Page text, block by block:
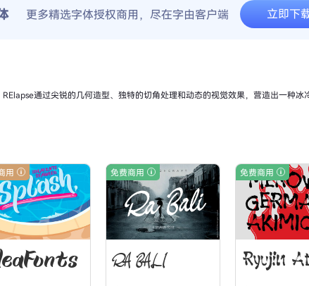
更多精选字体授权商用，尽在字由客户端 立即下
通过尖锐的几何造型、独特的切角处理和动态的视觉效果，营造出一种冰
用 免费商用
RA BALI
免费商用
Ryujin